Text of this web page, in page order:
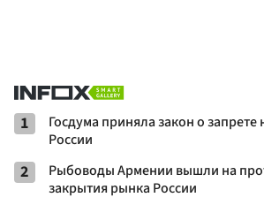
1
Госдума приняла закон о
России
2
Рыбоводы Армении вышли на
закрытия рынка России